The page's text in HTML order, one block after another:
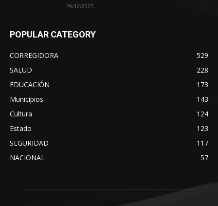
29/12/2025
POPULAR CATEGORY
CORREGIDORA
529
SALUD
228
EDUCACIÓN
173
Municipios
143
Cultura
124
Estado
123
SEGURIDAD
117
NACIONAL
57